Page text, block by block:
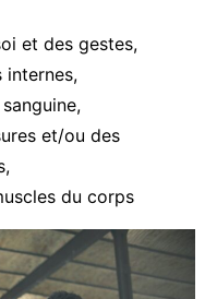
et des gestes,
internes,
et/ou des
du corps